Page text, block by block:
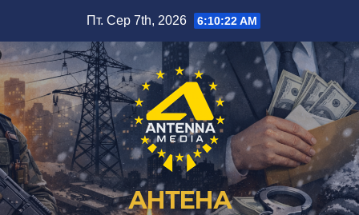
вмісту
Пт. Сер 7th, 2026 6:10:23 AM
АНТЕНА